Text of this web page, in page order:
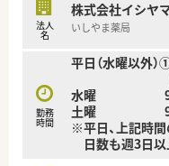
法人
名
株式会社イシヤ
いしやま薬局
勤務
時間
平日（水曜以外）
②9：00～
水曜 9：00～
土曜 9：00～
※平日、上記時
日数も週3日